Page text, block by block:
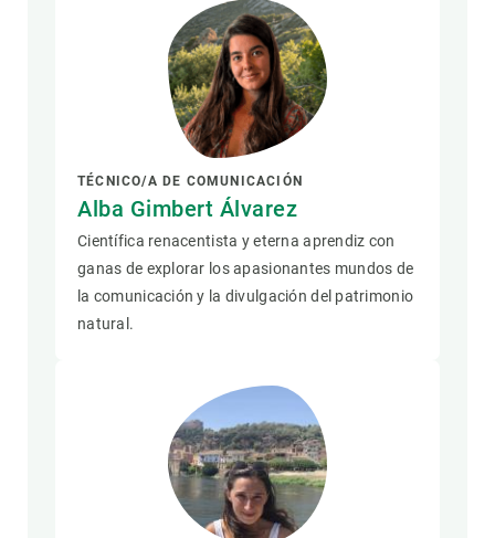
TÉCNICO/A DE COMUNICACIÓN
Alba Gimbert Álvarez
Científica renacentista y eterna aprendiz con
ganas de explorar los apasionantes mundos de
la comunicación y la divulgación del patrimonio
natural.